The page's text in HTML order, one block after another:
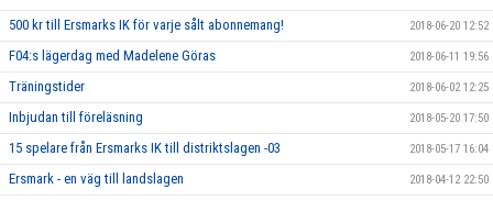
500 kr till Ersmarks IK för varje sålt abonnemang! 2018-06-20 12:52
F04:s lägerdag med Madelene Göras 2018-06-11 19:56
Träningstider 2018-06-02 12:25
Inbjudan till föreläsning 2018-05-20 17:50
15 spelare från Ersmarks IK till distriktslagen -03 2018-05-17 16:04
Ersmark - en väg till landslagen 2018-04-12 22:50